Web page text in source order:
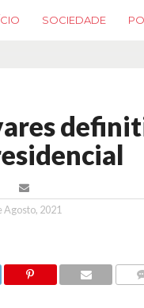
SOCIEDADE
Agosto, 2021